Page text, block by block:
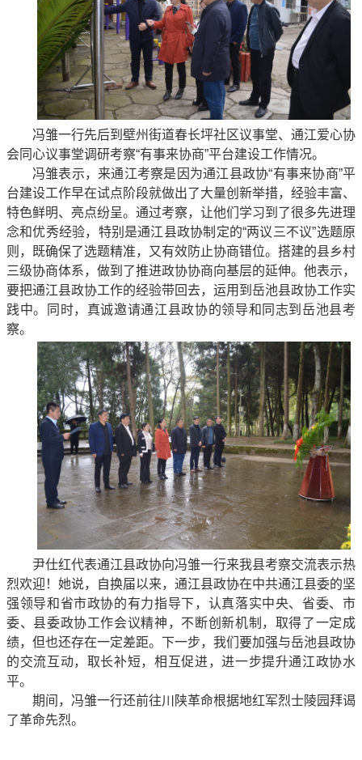
冯雏一行先后到壁州街道春长坪社区议事堂、通江爱心协
会同心议事堂调研考察“有事来协商”平台建设工作情况。
冯雏表示，来通江考察是因为通江县政协“有事来协商”平
台建设工作早在试点阶段就做出了大量创新举措，经验丰富、
特色鲜明、亮点纷呈。通过考察，让他们学习到了很多先进理
念和优秀经验，特别是通江县政协制定的“两议三不议”选题原
则，既确保了选题精准，又有效防止协商错位。搭建的县乡村
三级协商体系，做到了推进政协协商向基层的延伸。他表示，
要把通江县政协工作的经验带回去，运用到岳池县政协工作实
践中。同时，真诚邀请通江县政协的领导和同志到岳池县考
察。
尹仕红代表通江县政协向冯雏一行来我县考察交流表示热
烈欢迎！她说，自换届以来，通江县政协在中共通江县委的坚
强领导和省市政协的有力指导下，认真落实中央、省委、市
委、县委政协工作会议精神，不断创新机制，取得了一定成
绩，但也还存在一定差距。下一步，我们要加强与岳池县政协
的交流互动，取长补短，相互促进，进一步提升通江政协水
平。
期间，冯雏一行还前往川陕革命根据地红军烈士陵园拜谒
了革命先烈。